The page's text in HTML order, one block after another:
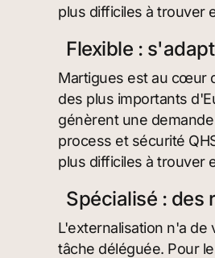
plus difficiles à trouver
Flexible :
Martigues est au cœur
des plus importants
génèrent une
process et sécurité
plus difficiles à trouver
Spécialisé : des
L'externalisation n'a de
tâche déléguée. Pour